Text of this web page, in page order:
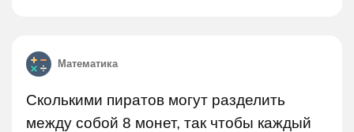
Математика
Сколькими пиратов могут разделить
между собой 8 монет, так чтобы каждый